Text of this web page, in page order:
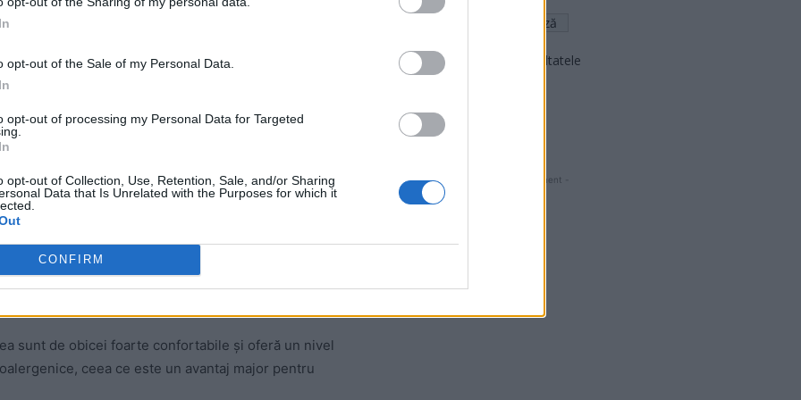
opt-out of the Sale of my Personal Data.
opt-out of processing my Personal Data for Targeted
opt-out of Collection, Use, Retention, Sale, and/or Sharing
Data that Is Unrelated with the Purposes for which it
CONFIRM
o saltea care este hipoalergenică și care are o
- Advertisement -
sunt de obicei foarte confortabile și oferă un nivel
ceea ce este un avantaj major pentru
Arată rezultatele
- Advertisment -